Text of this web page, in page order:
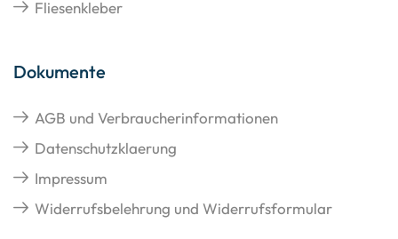
Fliesenkleber
Dokumente
AGB und Verbraucherinformationen
Datenschutzklaerung
Impressum
Widerrufsbelehrung und Widerrufsformular